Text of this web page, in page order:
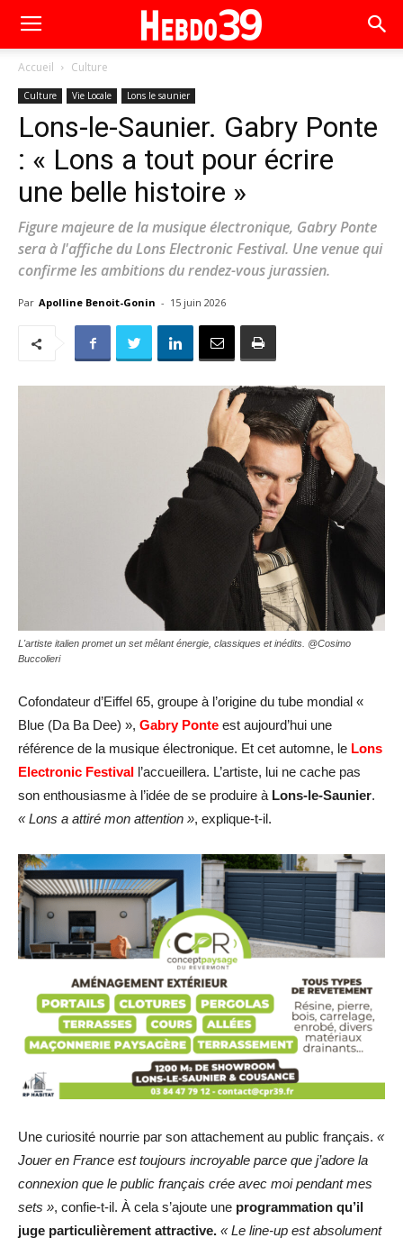
Accueil Culture
Culture Vie Locale Lons le saunier
Lons-le-Saunier. Gabry Ponte
: « Lons a tout pour écrire
une belle histoire »
Figure majeure de la musique électronique, Gabry Ponte
sera à l'affiche du Lons Electronic Festival. Une venue qui
confirme les ambitions du rendez-vous jurassien.
Par Apolline Benoit-Gonin - 15 juin 2026
L'artiste italien promet un set mêlant énergie, classiques et inédits. @Cosimo
Buccolieri
Cofondateur d’Eiffel 65, groupe à l’origine du tube mondial «
Blue (Da Ba Dee) », Gabry Ponte est aujourd’hui une
référence de la musique électronique. Et cet automne, le Lons
Electronic Festival l’accueillera. L’artiste, lui ne cache pas
son enthousiasme à l’idée de se produire à Lons-le-Saunier.
« Lons a attiré mon attention », explique-t-il.
Une curiosité nourrie par son attachement au public français. «
Jouer en France est toujours incroyable parce que j’adore la
connexion que le public français crée avec moi pendant mes
sets », confie-t-il. À cela s’ajoute une programmation qu’il
juge particulièrement attractive. « Le line-up est absolument